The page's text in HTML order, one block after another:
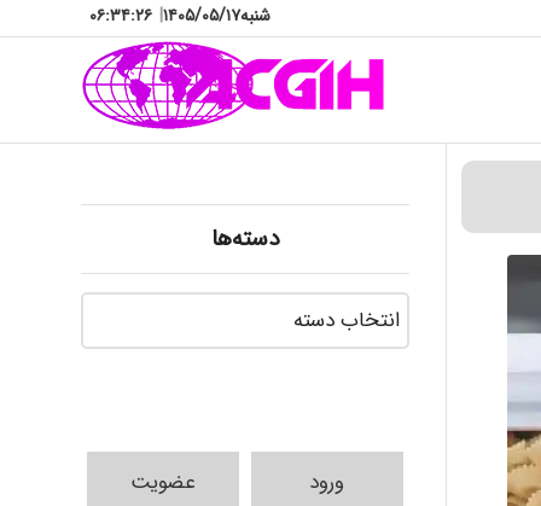
شنبه۱۴۰۵/۰۵/۱۷| ۰۶:۳۴:۲۸
دسته‌ها
دسته‌ها
ورود عضویت